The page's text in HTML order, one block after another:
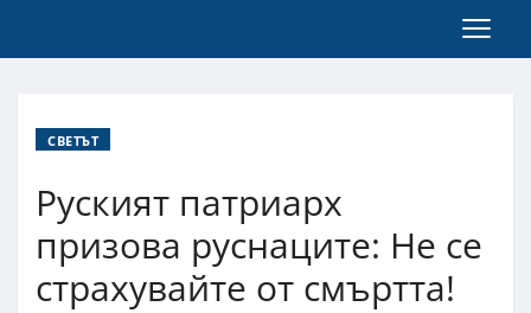
СВЕТЪТ
Руският патриарх
призова руснаците: Не се
страхувайте от смъртта!